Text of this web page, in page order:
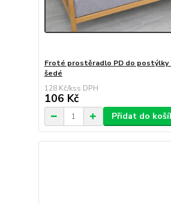
Froté prostěradlo PD do postýlky
šedé
128 Kč/ks
106 Kč
Přidat do